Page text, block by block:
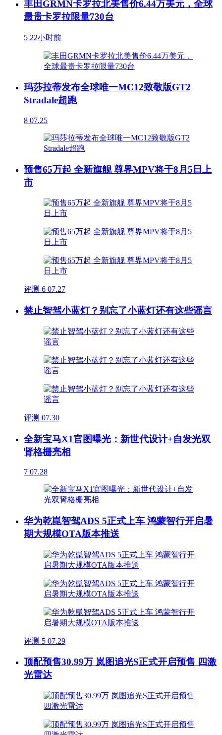
丰田GRMN卡罗拉北美售价6.44万美元，全球
最贵卡罗拉限量730台
5 22小时前
玛莎拉蒂发布全球唯一MC12致敬版GT2
Stradale超跑
8 07.25
预售65万起 全新旗舰 尊界MPV将于8月5日上
市
评测 6 07.27
禁止智驾小蓝灯？别忘了小蓝灯还有这些谣言
评测 07.30
全新宝马X1官图曝光：新世代设计+自发光双
肾格栅亮相
7 07.28
华为乾崑智驾ADS 5正式上车 鸿蒙智行开启暑
期大规模OTA版本推送
评测 5 07.29
顶配预售30.99万 岚图追光S正式开启预售 四激
光雷达